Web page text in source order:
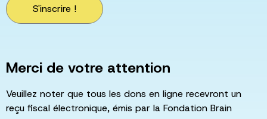
S'inscrire !
Merci de votre attention
Veuillez noter que tous les dons en ligne recevront un
reçu fiscal électronique, émis par la Fondation Brain